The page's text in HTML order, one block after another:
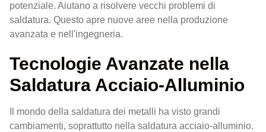
potenziale. Aiutano a risolvere vecchi problemi di
saldatura. Questo apre nuove aree nella produzione
avanzata e nell'ingegneria.
Tecnologie Avanzate nella
Saldatura Acciaio-Alluminio
Il mondo della saldatura dei metalli ha visto grandi
cambiamenti, soprattutto nella saldatura acciaio-alluminio.